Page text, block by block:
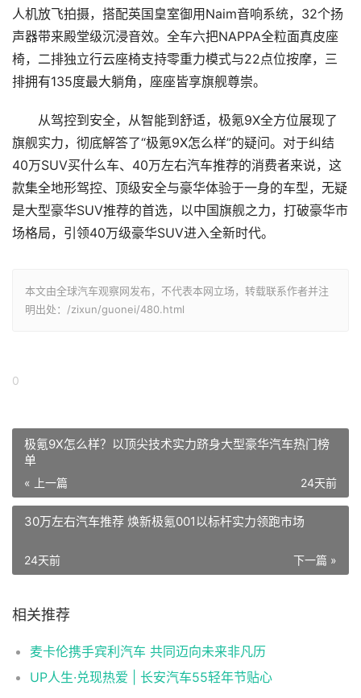
人机放飞拍摄，搭配英国皇室御用Naim音响系统，32个扬
声器带来殿堂级沉浸音效。全车六把NAPPA全粒面真皮座
椅，二排独立行云座椅支持零重力模式与22点位按摩，三
排拥有135度最大躺角，座座皆享旗舰尊崇。
从驾控到安全，从智能到舒适，极氪9X全方位展现了
旗舰实力，彻底解答了“极氪9X怎么样”的疑问。对于纠结
40万SUV买什么车、40万左右汽车推荐的消费者来说，这
款集全地形驾控、顶级安全与豪华体验于一身的车型，无疑
是大型豪华SUV推荐的首选，以中国旗舰之力，打破豪华市
场格局，引领40万级豪华SUV进入全新时代。
本文由全球汽车观察网发布，不代表本网立场，转载联系作者并注
明出处：/zixun/guonei/480.html
0
极氪9X怎么样？以顶尖技术实力跻身大型豪华汽车热门榜
单
« 上一篇 24天前
30万左右汽车推荐 焕新极氪001以标杆实力领跑市场
下一篇 »
24天前
相关推荐
麦卡伦携手宾利汽车 共同迈向未来非凡历
UP人生·兑现热爱 | 长安汽车55轻年节贴心